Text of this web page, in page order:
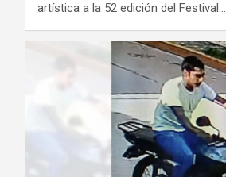
artística a la 52 edición del Festival…